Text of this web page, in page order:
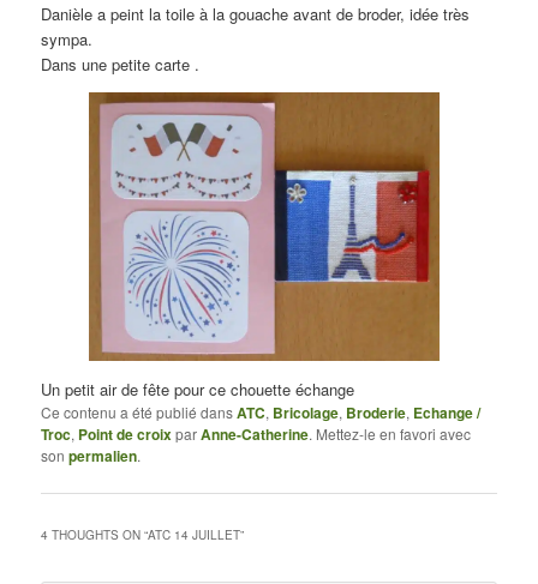
Danièle a peint la toile à la gouache avant de broder, idée très
sympa.
Dans une petite carte .
Un petit air de fête pour ce chouette échange
Ce contenu a été publié dansATC, Bricolage, Broderie, Echange /
Troc, Point de croixparAnne-Catherine. Mettez-le en favori avec
sonpermalien.
4 THOUGHTS ON “ATC 14 JUILLET”